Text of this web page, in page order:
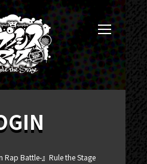
Rap Battle-』Rule the Stage